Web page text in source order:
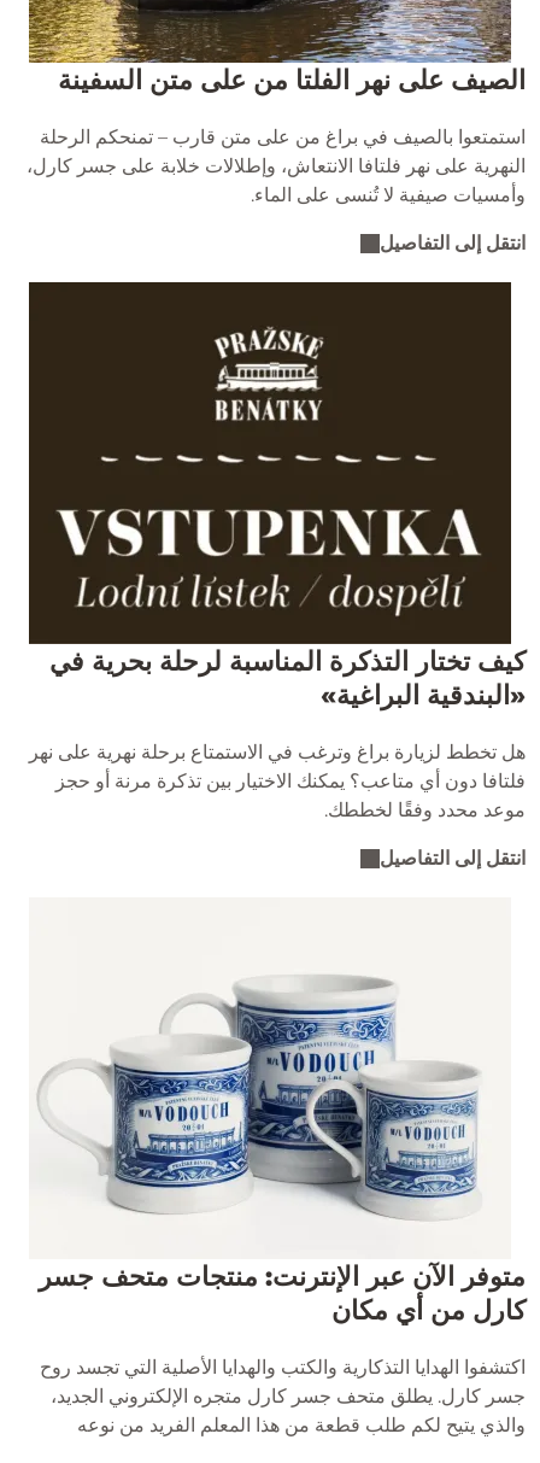
الصيف على نهر الفلتا من على متن السفينة
استمتعوا بالصيف في براغ من على متن قارب – تمنحكم الرحلة
النهرية على نهر فلتافا الانتعاش، وإطلالات خلابة على جسر كارل،
وأمسيات صيفية لا تُنسى على الماء.
انتقل إلى التفاصيل
كيف تختار التذكرة المناسبة لرحلة بحرية في
«البندقية البراغية»
هل تخطط لزيارة براغ وترغب في الاستمتاع برحلة نهرية على نهر
فلتافا دون أي متاعب؟ يمكنك الاختيار بين تذكرة مرنة أو حجز
موعد محدد وفقًا لخططك.
انتقل إلى التفاصيل
متوفر الآن عبر الإنترنت: منتجات متحف جسر
كارل من أي مكان
اكتشفوا الهدايا التذكارية والكتب والهدايا الأصلية التي تجسد روح
جسر كارل. يطلق متحف جسر كارل متجره الإلكتروني الجديد،
والذي يتيح لكم طلب قطعة من هذا المعلم الفريد من نوعه